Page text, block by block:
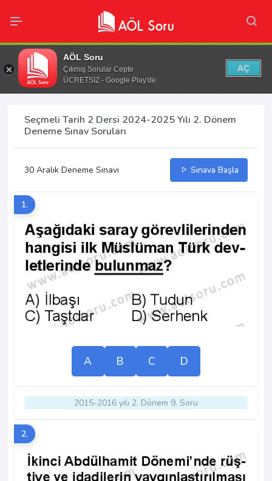
AÖL Soru
Çıkmış Sorular Cepte
ÜCRETSİZ - Google Play'de
AÇ
Seçmeli Tarih 2 Dersi 2024-2025 Yılı 2. Dönem
Deneme Sınav Soruları
30 Aralık Deneme Sınavı Sınava Başla
1.
A B C D
2015-2016 yılı 2. Dönem 9. Soru
2.